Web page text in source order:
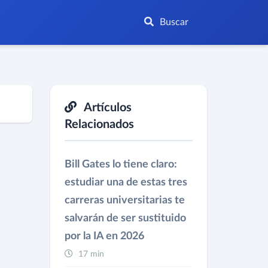
Buscar
Artículos
Relacionados
Bill Gates lo tiene claro:
estudiar una de estas tres
carreras universitarias te
salvarán de ser sustituido
por la IA en 2026
17 min